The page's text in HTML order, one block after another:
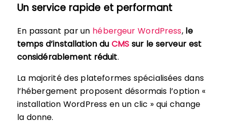
Un service rapide et performant
En passant par un hébergeur WordPress, le
temps d’installation du CMS sur le serveur est
considérablement réduit.
La majorité des plateformes spécialisées dans
l’hébergement proposent désormais l’option «
installation WordPress en un clic » qui change
la donne.